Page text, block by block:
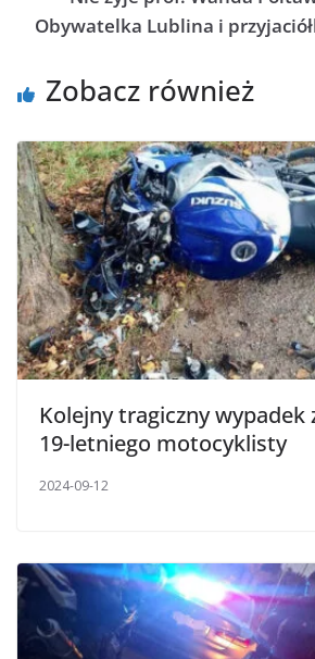
Obywatelka Lublina i
Zobacz również
Kolejny tragiczny wypadek
19-letniego motocyklisty
2024-09-12